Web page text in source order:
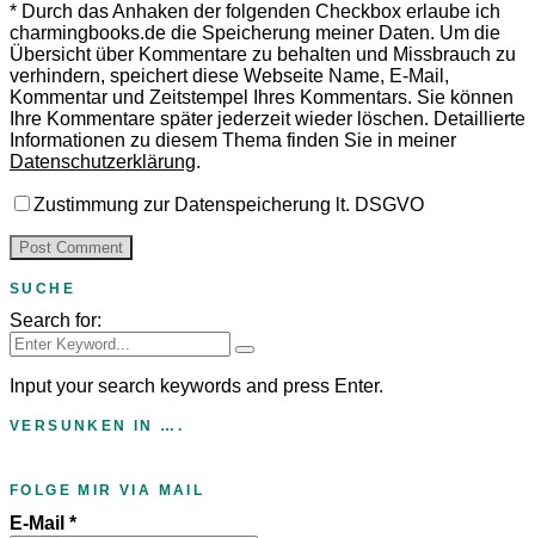
* Durch das Anhaken der folgenden Checkbox erlaube ich
charmingbooks.de die Speicherung meiner Daten. Um die
Übersicht über Kommentare zu behalten und Missbrauch zu
verhindern, speichert diese Webseite Name, E-Mail,
Kommentar und Zeitstempel Ihres Kommentars. Sie können
Ihre Kommentare später jederzeit wieder löschen. Detaillierte
Informationen zu diesem Thema finden Sie in meiner
Datenschutzerklärung.
Zustimmung zur Datenspeicherung lt. DSGVO
SUCHE
Search for:
Input your search keywords and press Enter.
VERSUNKEN IN ….
FOLGE MIR VIA MAIL
E-Mail *